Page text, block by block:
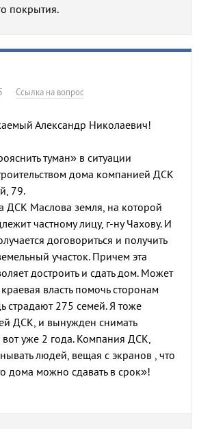
покрытия.
Ссылка на вопрос
Александр Николаевич!
туман» в ситуации
дома компанией ДСК
79.
ДСК Маслова земля, на которой
частному лицу, г-ну Чахову. И
договориться и получить
участок. Причем эта
достроить и сдать дом. Может
власть помочь сторонам
страдают 275 семей. Я тоже
ДСК, и вынужден снимать
уже 2 года. Компания ДСК,
людей, вещая с экранов , что
дома можно сдавать в срок»!